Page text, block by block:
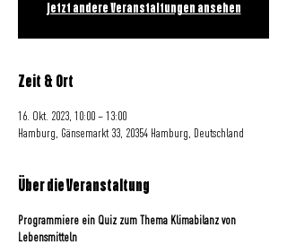
Jetzt andere Veranstaltungen ansehen
Zeit & Ort
16. Okt. 2023, 10:00 – 13:00
Hamburg, Gänsemarkt 33, 20354 Hamburg, Deutschland
Über die Veranstaltung
Programmiere ein Quiz zum Thema Klimabilanz von
Lebensmitteln